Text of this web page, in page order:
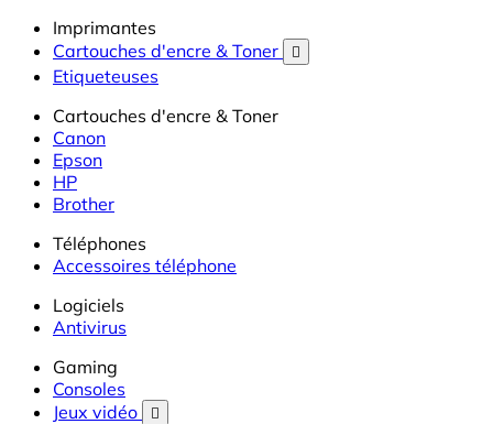
Imprimantes
Cartouches d'encre & Toner

Etiqueteuses
Cartouches d'encre & Toner
Canon
Epson
HP
Brother
Téléphones
Accessoires téléphone
Logiciels
Antivirus
Gaming
Consoles
Jeux vidéo
